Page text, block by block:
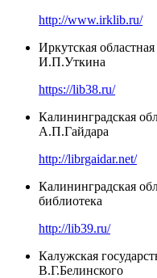
http://www.irklib.ru/
Иркутская
И.П.Уткина
https://lib38.ru/
Калининградская
А.П.Гайдара
http://librgaidar.net/
Калининградская
библиотека
http://lib39.ru/
Калужская
В.Г.Белинского